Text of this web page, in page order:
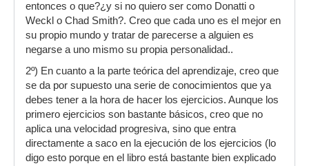
entonces o que?¿y si no quiero ser como Donatti o
Weckl o Chad Smith?. Creo que cada uno es el mejor en
su propio mundo y tratar de parecerse a alguien es
negarse a uno mismo su propia personalidad..
2º) En cuanto a la parte teórica del aprendizaje, creo que
se da por supuesto una serie de conocimientos que ya
debes tener a la hora de hacer los ejercicios. Aunque los
primero ejercicios son bastante básicos, creo que no
aplica una velocidad progresiva, sino que entra
directamente a saco en la ejecución de los ejercicios (lo
digo esto porque en el libro está bastante bien explicado